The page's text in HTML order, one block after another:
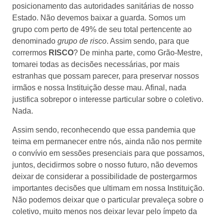
posicionamento das autoridades sanitárias de nosso
Estado. Não devemos baixar a guarda. Somos um
grupo com perto de 49% de seu total pertencente ao
denominado grupo de risco. Assim sendo, para que
corrermos RISCO? De minha parte, como Grão-Mestre,
tomarei todas as decisões necessárias, por mais
estranhas que possam parecer, para preservar nossos
irmãos e nossa Instituição desse mau. Afinal, nada
justifica sobrepor o interesse particular sobre o coletivo.
Nada.
Assim sendo, reconhecendo que essa pandemia que
teima em permanecer entre nós, ainda não nos permite
o convívio em sessões presenciais para que possamos,
juntos, decidirmos sobre o nosso futuro, não devemos
deixar de considerar a possibilidade de postergarmos
importantes decisões que ultimam em nossa Instituição.
Não podemos deixar que o particular prevaleça sobre o
coletivo, muito menos nos deixar levar pelo ímpeto da